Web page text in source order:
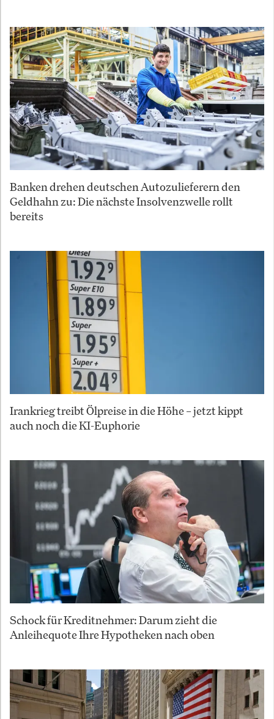
Banken drehen deutschen Autozulieferern den
Geldhahn zu: Die nächste Insolvenzwelle rollt
bereits
Irankrieg treibt Ölpreise in die Höhe – jetzt kippt
auch noch die KI-Euphorie
Schock für Kreditnehmer: Darum zieht die
Anleihequote Ihre Hypotheken nach oben